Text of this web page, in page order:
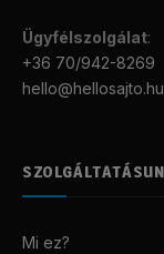
Ügyfélszolgálat:
+36 70/942-8269
hello@hellosajto.hu
Mi ez?